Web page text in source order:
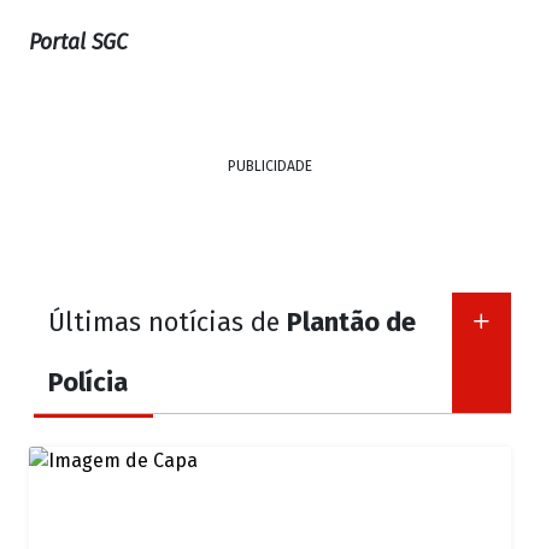
Portal SGC
PUBLICIDADE
Últimas notícias de Plantão de
Polícia